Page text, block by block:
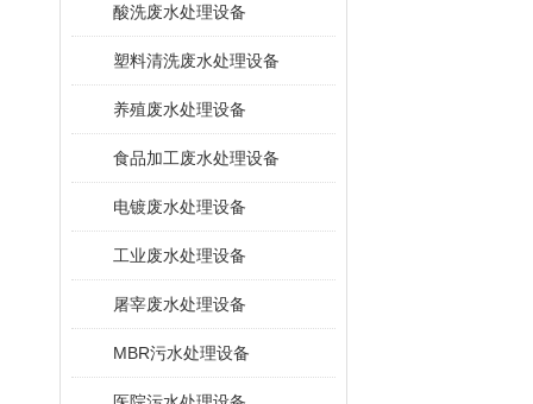
酸洗废水处理设备
塑料清洗废水处理设备
养殖废水处理设备
食品加工废水处理设备
电镀废水处理设备
工业废水处理设备
屠宰废水处理设备
MBR污水处理设备